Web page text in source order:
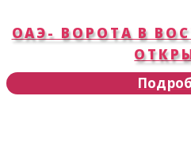
ОАЭ- ВОРОТА В